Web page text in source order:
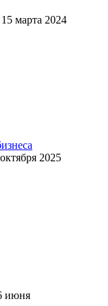
15 марта 2024
2025
июня